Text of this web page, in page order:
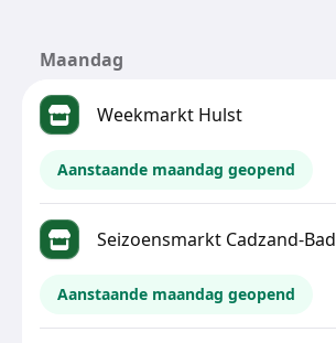
Maandag
Weekmarkt Hulst
Aanstaande maandag geopend
Seizoensmarkt Cadzand-Bad
Aanstaande maandag geopend